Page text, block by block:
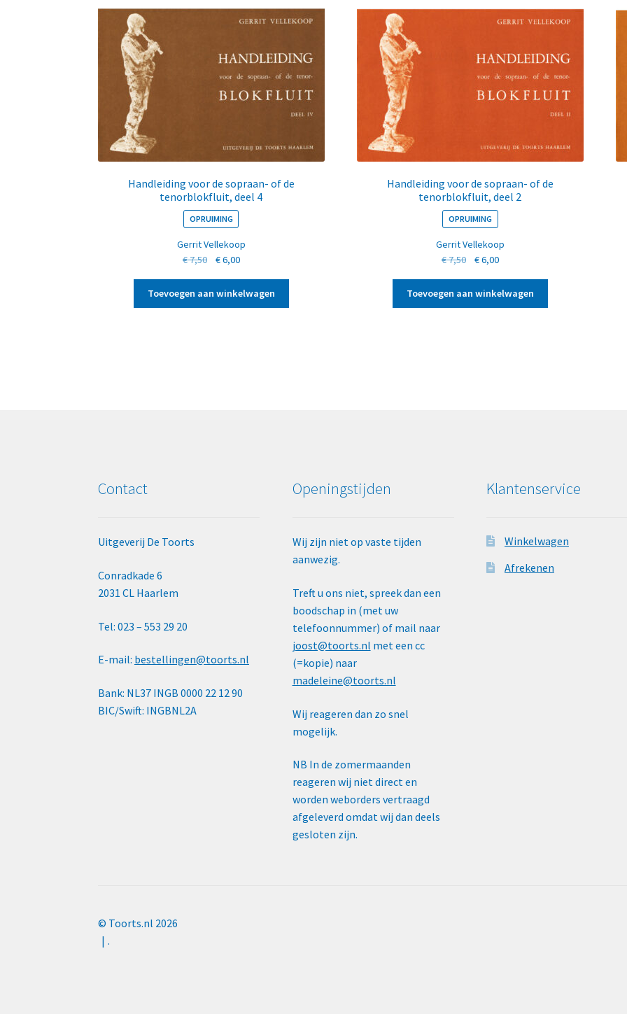
Handleiding voor de sopraan- of de
tenorblokfluit, deel 4
OPRUIMING
Gerrit Vellekoop
€7,50
Oorspronkelijke
was:
€ 7,50.
€6,00Huidige
is:
€ 6,00.
Toevoegen aan winkelwagen
Handleiding voor de sopraan- of de
tenorblokfluit, deel 2
OPRUIMING
Gerrit Vellekoop
€7,50
Oorspronkelijke
was:
€ 7,50.
€6,00Huidige
is:
€ 6,00.
Toevoegen aan winkelwagen
Contact
Uitgeverij De Toorts
Conradkade 6
2031 CL Haarlem
Tel: 023 – 553 29 20
E-mail: bestellingen@toorts.nl
Bank: NL37 INGB 0000 22 12 90
BIC/Swift: INGBNL2A
Openingstijden
Wij zijn niet op vaste tijden
aanwezig.
Treft u ons niet, spreek dan een
boodschap in (met uw
telefoonnummer) of mail naar
joost@toorts.nl met een cc
(=kopie) naar
madeleine@toorts.nl
Wij reageren dan zo snel
mogelijk.
NB In de zomermaanden
reageren wij niet direct en
worden weborders vertraagd
afgeleverd omdat wij dan deels
gesloten zijn.
Klantenservice
Winkelwagen
Afrekenen
© Toorts.nl 2026
.